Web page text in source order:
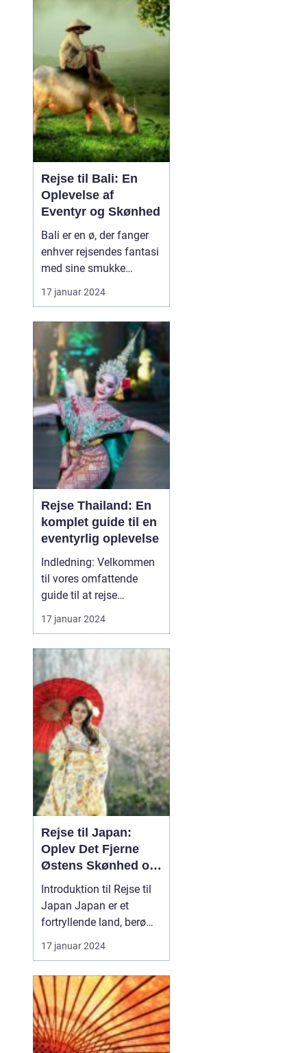
naturskønhed, så er en
rejse til Vietnam det
perfekte valg for dig. Fra
smukke kystlinjer og
eksotiske øer til travle
byer og bet...
Rejse til Bali: En
Oplevelse af
Eventyr og Skønhed
Bali er en ø, der fanger
enhver rejsendes fantasi
med sine smukke
strande, frodige
rismarker og en unik
tage dig med på en
dybdegående rejse til
Bali og dykke ned i, hvad
der gør denne
destination så speciel.
Uanset om du er...
17 januar 2024
Rejse Thailand: En
komplet guide til en
eventyrlig oplevelse
Indledning: Velkommen
til vores omfattende
guide til at rejse
Thailand, et land rigt på
kultur, historie og
Uanset om du er en
eventyrlysten rejsende,
en kulturel enthusiast
eller en solsøgende
strandløve, vil Thailand
præsente...
17 januar 2024
Rejse til Japan:
Oplev Det Fjerne
Østens Skønhed og
Kultur
Introduktion til Rejse til
Japan Japan er et
fortryllende land, berømt
for sin unikke blanding
af gammel tradition og
pulserende gader i Tokyo
til det fredelige Kyoto og
de ikoniske
bjerglandskaber i
17 januar 2024